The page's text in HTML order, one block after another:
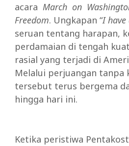
acara March on
Freedom. Ungkapan “I
seruan tentang harapan,
perdamaian di tengah
rasial yang terjadi di
Melalui perjuangan tanpa
tersebut terus bergema
hingga hari ini.
Ketika peristiwa